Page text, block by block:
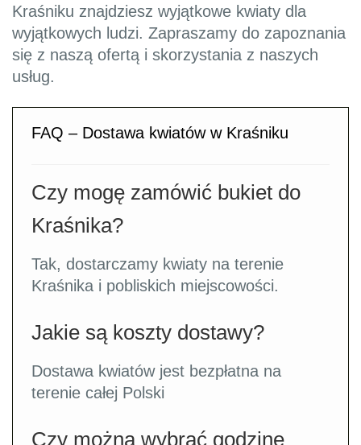
Kraśniku znajdziesz wyjątkowe kwiaty dla
wyjątkowych ludzi. Zapraszamy do zapoznania
się z naszą ofertą i skorzystania z naszych
usług.
FAQ – Dostawa kwiatów w Kraśniku
Czy mogę zamówić bukiet do
Kraśnika?
Tak, dostarczamy kwiaty na terenie
Kraśnika i pobliskich miejscowości.
Jakie są koszty dostawy?
Dostawa kwiatów jest bezpłatna na
terenie całej Polski
Czy można wybrać godzinę